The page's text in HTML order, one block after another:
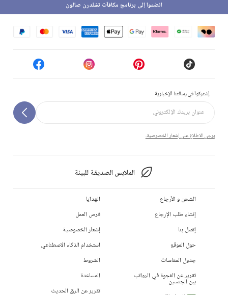
إشتركوا في رسالتنا الإخبارية
يرجى الاطلاع على إشعار الخصوصية.
الملابس الصديقة للبيئة
انضموا إلى برنامج مكافآت تشلدرن صالون
الشحن و الأرجاع
إنشاء طلب الإرجاع
إتصل بنا
حول الموقع
جدول المقاسات
تقرير عن الفجوة في الرواتب
بين الجنسين
الهدايا
فرص العمل
إشعار الخصوصية
استخدام الذكاء الاصطناعي
الشروط
المساعدة
تقرير عن الرق الحديث